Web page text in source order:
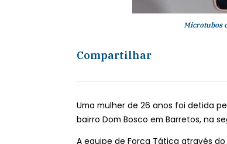
Microtubos
Compartilhar
Uma mulher de 26 anos foi detida
bairro Dom Bosco em Barretos, na
A equipe de Força Tática através